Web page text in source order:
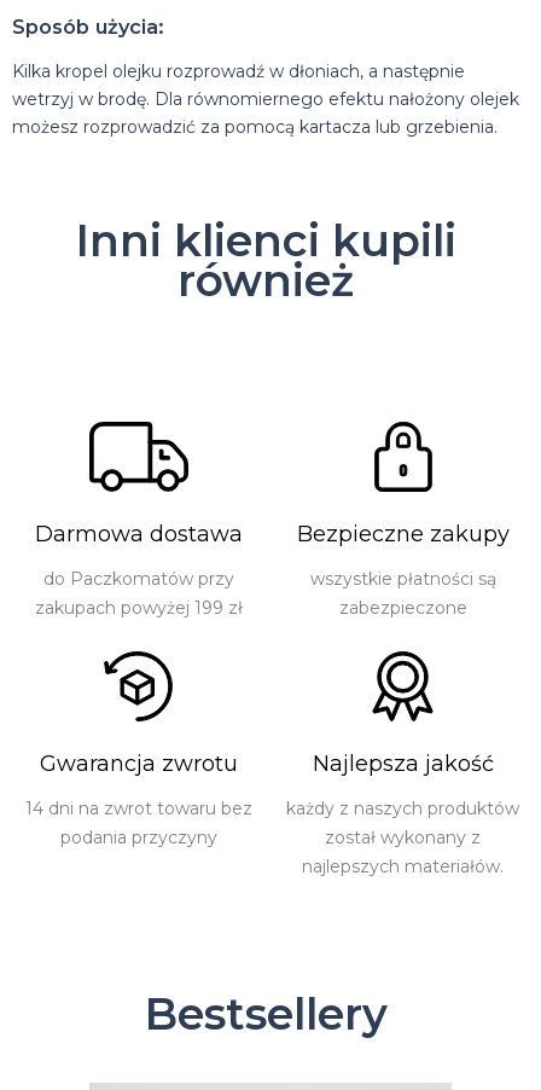
Sposób użycia:
Kilka kropel olejku rozprowadź w dłoniach, a następnie
wetrzyj w brodę. Dla równomiernego efektu nałożony olejek
możesz rozprowadzić za pomocą kartacza lub grzebienia.
Inni klienci kupili
również
Darmowa dostawa
do Paczkomatów przy
zakupach powyżej 199 zł
Bezpieczne zakupy
wszystkie płatności są
zabezpieczone
Gwarancja zwrotu
14 dni na zwrot towaru bez
podania przyczyny
Najlepsza jakość
każdy z naszych produktów
został wykonany z
najlepszych materiałów.
Bestsellery